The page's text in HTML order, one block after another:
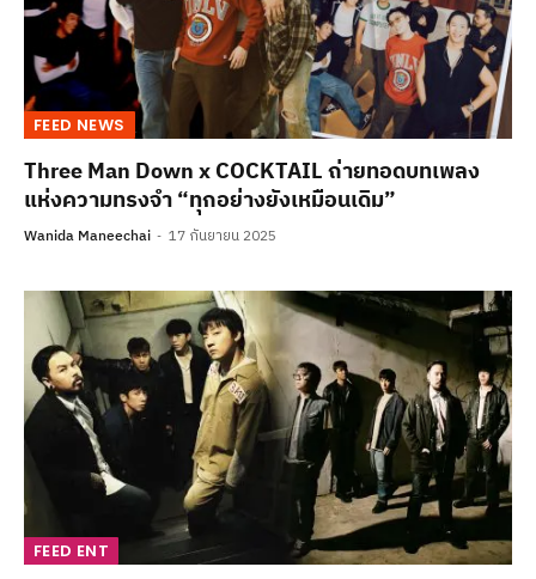
FEED NEWS
Three Man Down x COCKTAIL ถ่ายทอดบทเพลง
แห่งความทรงจำ “ทุกอย่างยังเหมือนเดิม”
Wanida Maneechai 17 กันยายน 2025
FEED ENT